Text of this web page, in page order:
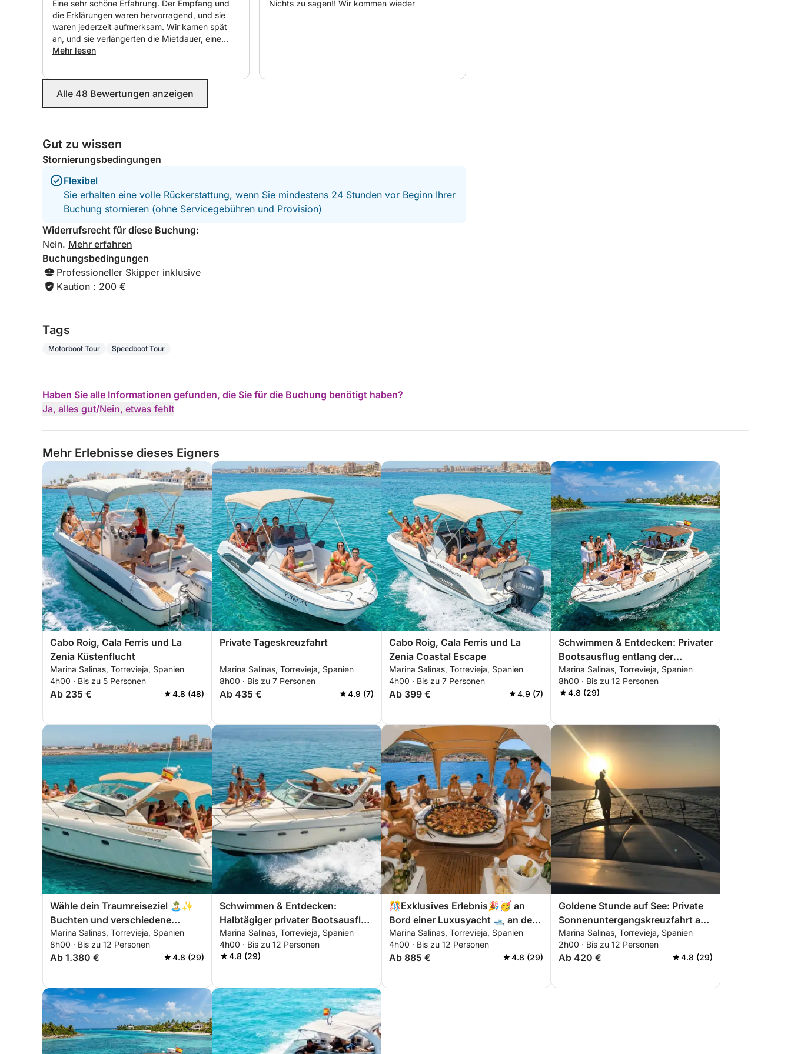
Eine sehr schöne Erfahrung. Der Empfang und
die Erklärungen waren hervorragend, und sie
waren jederzeit aufmerksam. Wir kamen spät
an, und sie verlängerten die Mietdauer, eine
nette Geste. Das Boot war insgesamt sehr gut,
Echolot, einen Kartenplotter und eine
Geschwindigkeitsanzeige. Der Gummiboden ist
einfach und funktional. Wir hatten etwas raue
See, und das Boot spürte es, aber es ließ sich
sehr gut handhaben. Der Kraftstoffverbrauch
war dadurch etwas hoch, aber nicht übertrieben
(40 Euro). Um in die Nähe zu gelangen, muss
man für das Parken im Hafen bezahlen, aber der
Preis ist gut, etwa 8 Euro für 4 Stunden. Im
Sommer ist viel Verkehr, und man muss
vorsichtig sein, aber der Hafen ist fantastisch.
Kurz gesagt, eine sehr schöne Erfahrung zu
einem sehr vernünftigen Preis. Danke, Jose.
Mehr lesen
Nichts zu sagen!! Wir kommen wieder
Alle 48 Bewertungen anzeigen
Gut zu wissen
Stornierungsbedingungen
Flexibel
Sie erhalten eine volle Rückerstattung, wenn Sie mindestens 24 Stunden vor Beginn Ihrer
Buchung stornieren (ohne Servicegebühren und Provision)
Widerrufsrecht für diese Buchung:
Nein. Mehr erfahren
Buchungsbedingungen
Professioneller Skipper inklusive
Kaution : 200 €
Tags
Motorboot Tour Speedboot Tour
Haben Sie alle Informationen gefunden, die Sie für die Buchung benötigt haben?
Ja, alles gut/Nein, etwas fehlt
Mehr Erlebnisse dieses Eigners
Cabo Roig, Cala Ferris und La
Zenia Küstenflucht
Marina Salinas, Torrevieja, Spanien
4h00 · Bis zu 5 Personen
Ab 235 € 4.8 (48)
Private Tageskreuzfahrt
Marina Salinas, Torrevieja, Spanien
8h00 · Bis zu 7 Personen
Ab 435 € 4.9 (7)
Cabo Roig, Cala Ferris und La
Zenia Coastal Escape
Marina Salinas, Torrevieja, Spanien
4h00 · Bis zu 7 Personen
Ab 399 € 4.9 (7)
Schwimmen & Entdecken: Privater
Bootsausflug entlang der
südlichen Costa Blanca
Marina Salinas, Torrevieja, Spanien
8h00 · Bis zu 12 Personen
4.8 (29)
Wähle dein Traumreiseziel 🏝️✨
Buchten und verschiedene
Badebereiche
Marina Salinas, Torrevieja, Spanien
8h00 · Bis zu 12 Personen
Ab 1.380 € 4.8 (29)
Schwimmen & Entdecken:
Halbtägiger privater Bootsausflug
entlang der südlichen Costa
Blanca
Marina Salinas, Torrevieja, Spanien
4h00 · Bis zu 12 Personen
4.8 (29)
🎊Exklusives Erlebnis🎉🥳 an
Bord einer Luxusyacht 🛥️ an der
Costa Blanca
Marina Salinas, Torrevieja, Spanien
4h00 · Bis zu 12 Personen
Ab 885 € 4.8 (29)
Goldene Stunde auf See: Private
Sonnenuntergangskreuzfahrt ab
Torrevieja
Marina Salinas, Torrevieja, Spanien
2h00 · Bis zu 12 Personen
Ab 420 € 4.8 (29)